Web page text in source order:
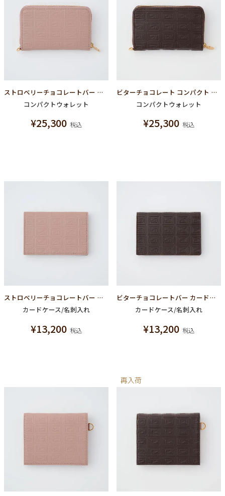
ストロベリーチョコレートバー コンパクトラウンドファスナー ウォレット（財布）
コンパクトウォレット
¥25,300 税込
ビターチョコレート コンパクト ラウンドファスナー ウォレット（財布）
コンパクトウォレット
¥25,300 税込
ストロベリーチョコレートバー カードケース（名刺入れ）
カードケース/名刺入れ
¥13,200 税込
ビターチョコレートバー カードケース（名刺入れ）
カードケース/名刺入れ
¥13,200 税込
再入荷